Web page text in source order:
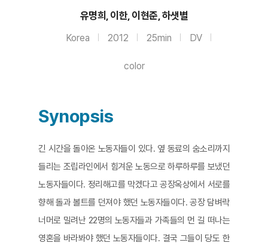
유명희, 이한, 이현준, 하샛별
Korea 2012 25min DV
color
Synopsis
긴 시간을 돌아온 노동자들이 있다. 옆 동료의 숨소리까지
들리는 조립라인에서 힘겨운 노동으로 하루하루를 보냈던
노동자들이다. 정리해고를 막겠다고 공장옥상에서 서로를
향해 돌과 볼트를 던져야 했던 노동자들이다. 공장 담벼락
너머로 밀려난 22명의 노동자들과 가족들의 먼 길 떠나는
영혼을 바라봐야 했던 노동자들이다. 결국 그들이 당도 한